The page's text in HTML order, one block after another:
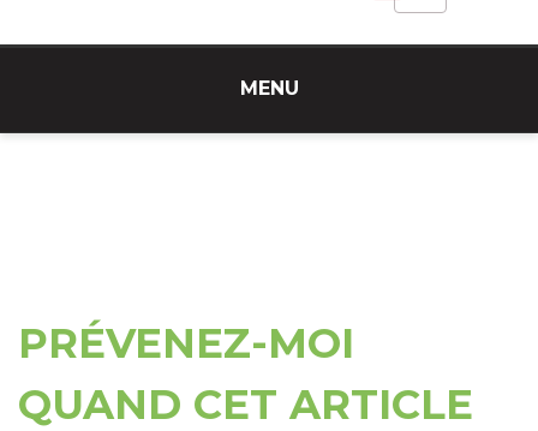
MENU
PRÉVENEZ-MOI
QUAND CET ARTICLE